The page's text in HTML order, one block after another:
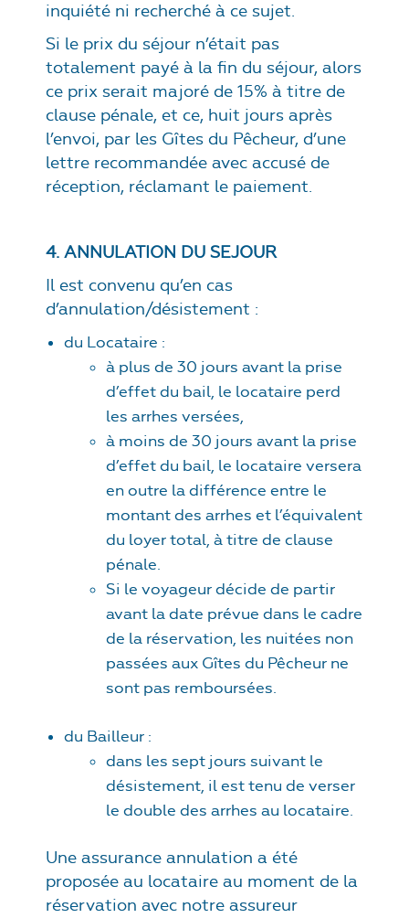
inquiété ni recherché à ce sujet.
Si le prix du séjour n’était pas
totalement payé à la fin du séjour, alors
ce prix serait majoré de 15% à titre de
clause pénale, et ce, huit jours après
l’envoi, par les Gîtes du Pêcheur, d’une
lettre recommandée avec accusé de
réception, réclamant le paiement.
4. ANNULATION DU SEJOUR
Il est convenu qu’en cas
d’annulation/désistement :
du Locataire :
à plus de 30 jours avant la prise
d’effet du bail, le locataire perd
les arrhes versées,
à moins de 30 jours avant la prise
d’effet du bail, le locataire versera
en outre la différence entre le
montant des arrhes et l’équivalent
du loyer total, à titre de clause
pénale.
Si le voyageur décide de partir
avant la date prévue dans le cadre
de la réservation, les nuitées non
passées aux Gîtes du Pêcheur ne
sont pas remboursées.
du Bailleur :
dans les sept jours suivant le
désistement, il est tenu de verser
le double des arrhes au locataire.
Une assurance annulation a été
proposée au locataire au moment de la
réservation avec notre assureur